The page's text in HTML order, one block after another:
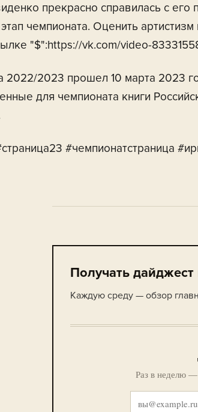
прекрасно справилась с его
чемпионата. Оценить
"$":https://vk.com/video-
2022/2023 прошел 10 марта 2023
для чемпионата книги
#чемпионатстраница
Получать
Каждую среду — обзор
Раз в неделю —